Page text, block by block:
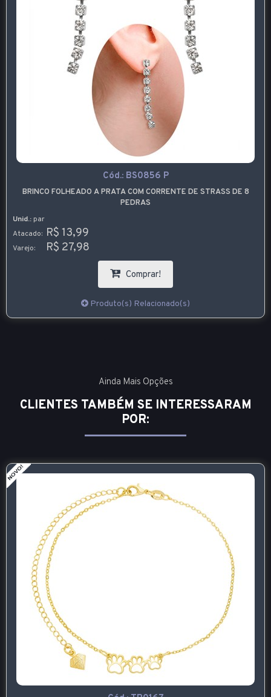
Cód.: BS0856 P
BRINCO FOLHEADO A PRATA COM CORRENTE DE STRASS DE 8
PEDRAS
Unid.: par
Atacado: R$ 13,99
Varejo: R$ 27,98
Comprar!
Produto(s) Relacionado(s)
Ainda Mais Opções
CLIENTES TAMBÉM SE INTERESSARAM
POR: